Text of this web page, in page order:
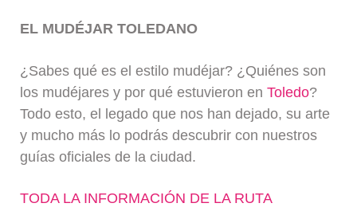
EL MUDÉJAR TOLEDANO
¿Sabes qué es el estilo mudéjar? ¿Quiénes son
los mudéjares y por qué estuvieron enToledo?
Todo esto, el legado que nos han dejado, su arte
y mucho más lo podrás descubrir con nuestros
guías oficiales de la ciudad.
TODA LA INFORMACIÓN DE LA RUTA